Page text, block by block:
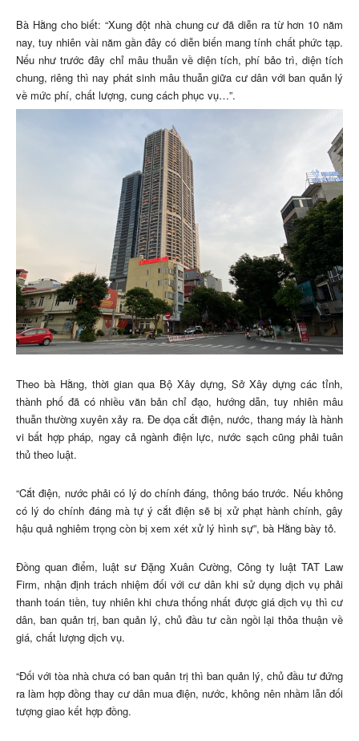
Bà Hằng cho biết: “Xung đột nhà chung cư đã diễn ra từ hơn 10 năm
nay, tuy nhiên vài năm gần đây có diễn biến mang tính chất phức tạp.
Nếu như trước đây chỉ mâu thuẫn về diện tích, phí bảo trì, diện tích
chung, riêng thì nay phát sinh mâu thuẫn giữa cư dân với ban quản lý
về mức phí, chất lượng, cung cách phục vụ…”.
Theo bà Hằng, thời gian qua Bộ Xây dựng, Sở Xây dựng các tỉnh,
thành phố đã có nhiều văn bản chỉ đạo, hướng dẫn, tuy nhiên mâu
thuẫn thường xuyên xảy ra. Đe dọa cắt điện, nước, thang máy là hành
vi bất hợp pháp, ngay cả ngành điện lực, nước sạch cũng phải tuân
thủ theo luật.
“Cắt điện, nước phải có lý do chính đáng, thông báo trước. Nếu không
có lý do chính đáng mà tự ý cắt điện sẽ bị xử phạt hành chính, gây
hậu quả nghiêm trọng còn bị xem xét xử lý hình sự”, bà Hằng bày tỏ.
Đồng quan điểm, luật sư Đặng Xuân Cường, Công ty luật TAT Law
Firm, nhận định trách nhiệm đối với cư dân khi sử dụng dịch vụ phải
thanh toán tiền, tuy nhiên khi chưa thống nhất được giá dịch vụ thì cư
dân, ban quản trị, ban quản lý, chủ đầu tư cần ngồi lại thỏa thuận về
giá, chất lượng dịch vụ.
“Đối với tòa nhà chưa có ban quản trị thì ban quản lý, chủ đầu tư đứng
ra làm hợp đồng thay cư dân mua điện, nước, không nên nhầm lẫn đối
tượng giao kết hợp đồng.